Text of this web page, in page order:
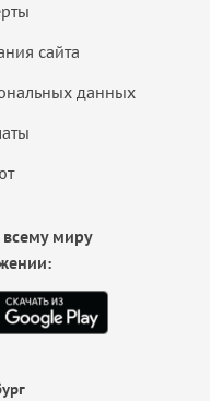
сайта
данных
всему миру